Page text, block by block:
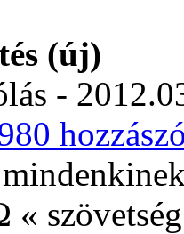
(új)
-
szövetség